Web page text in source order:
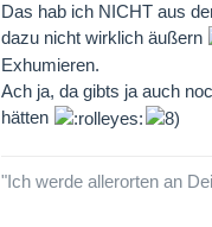
Das hab ich NICHT aus
dazu nicht wirklich äußern
Exhumieren.
Ach ja, da gibts ja auch
hätten
"Ich werde allerorten an